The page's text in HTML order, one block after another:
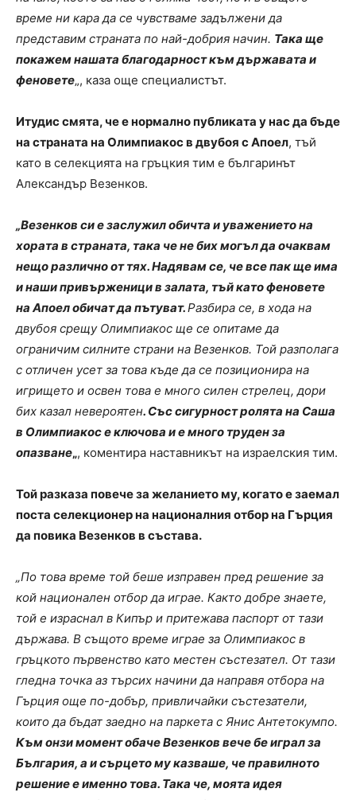
време ни кара да се чувстваме задължени да
представим страната по най-добрия начин. Така ще
покажем нашата благодарност към държавата и
феновете„, каза още специалистът.
Итудис смята, че е нормално публиката у нас да бъде
на страната на Олимпиакос в двубоя с Апоел, тъй
като в селекцията на гръцкия тим е българинът
Александър Везенков.
„Везенков си е заслужил обичта и уважението на
хората в страната, така че не бих могъл да очаквам
нещо различно от тях. Надявам се, че все пак ще има
и наши привърженици в залата, тъй като феновете
на Апоел обичат да пътуват.Разбира се, в хода на
двубоя срещу Олимпиакос ще се опитаме да
ограничим силните страни на Везенков. Той разполага
с отличен усет за това къде да се позиционира на
игрището и освен това е много силен стрелец, дори
бих казал невероятен. Със сигурност ролята на Саша
в Олимпиакос е ключова и е много труден за
опазване„, коментира наставникът на израелския тим.
Той разказа повече за желанието му, когато е заемал
поста селекционер на националния отбор на Гърция
да повика Везенков в състава.
„По това време той беше изправен пред решение за
кой национален отбор да играе. Както добре знаете,
той е израснал в Кипър и притежава паспорт от тази
държава. В същото време играе за Олимпиакос в
гръцкото първенство като местен състезател. От тази
гледна точка аз търсих начини да направя отбора на
Гърция още по-добър, привличайки състезатели,
които да бъдат заедно на паркета с Янис Антетокумпо.
Към онзи момент обаче Везенков вече бе играл за
България, а и сърцето му казваше, че правилното
решение е именно това. Така че, моята идея